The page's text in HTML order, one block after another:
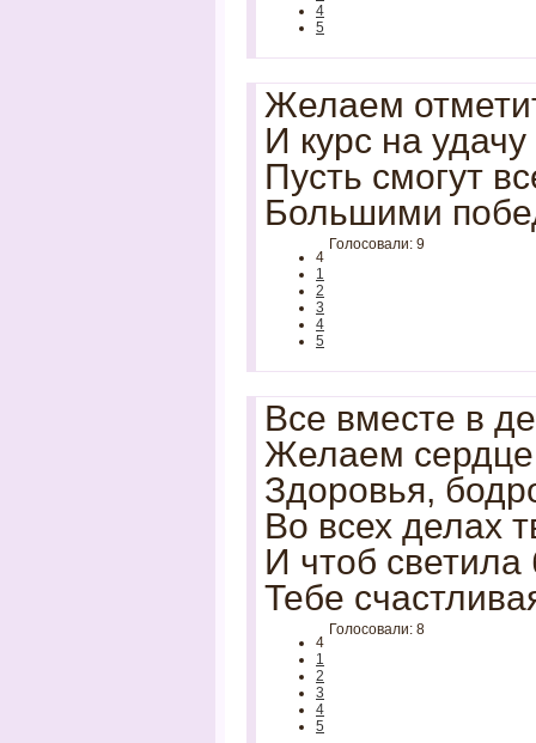
4
5
Желаем
И курс на
Пусть смогут
Большими
4
1
2
3
4
5
Голосовали: 9
Все вместе в
Желаем
Здоровья,
Во всех делах
И чтоб светила
Тебе
4
1
2
3
4
5
Голосовали: 8